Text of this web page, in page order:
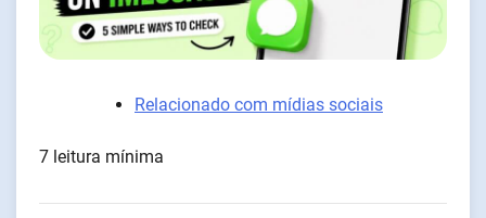
Relacionado com mídias sociais
7 leitura mínima